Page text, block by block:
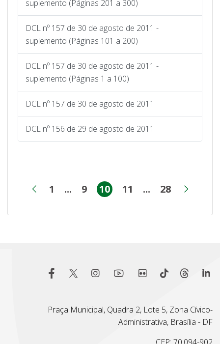
suplemento (Páginas 201 a 300)
DCL nº 157 de 30 de agosto de 2011 -
suplemento (Páginas 101 a 200)
DCL nº 157 de 30 de agosto de 2011 -
suplemento (Páginas 1 a 100)
DCL nº 157 de 30 de agosto de 2011
DCL nº 156 de 29 de agosto de 2011
Página anterior
Página
1 ...Páginas intermediárias
Página
9 Página
10 Página
11 ...Páginas
Página
28
Praça Municipal, Quadra 2, Lote 5, Zona Cívico-
Administrativa, Brasília - DF